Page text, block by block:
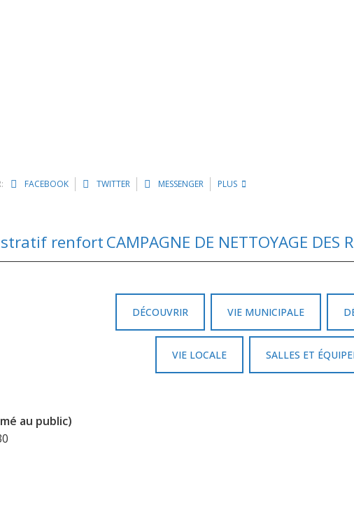
FACEBOOK TWITTER MESSENGER PLUS
renfort
au public)
DÉCOUVRIR VIE MUNICIPALE
VIE LOCALE SALLES ET